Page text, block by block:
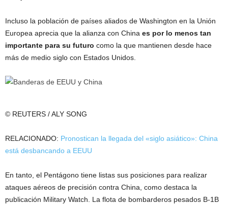
Incluso la población de países aliados de Washington en la Unión
Europea aprecia que la alianza con China es por lo menos tan
importante para su futuro como la que mantienen desde hace
más de medio siglo con Estados Unidos.
© REUTERS / ALY SONG
RELACIONADO: Pronostican la llegada del «siglo asiático»: China
está desbancando a EEUU
En tanto, el Pentágono tiene listas sus posiciones para realizar
ataques aéreos de precisión contra China, como destaca la
publicación Military Watch. La flota de bombarderos pesados B-1B